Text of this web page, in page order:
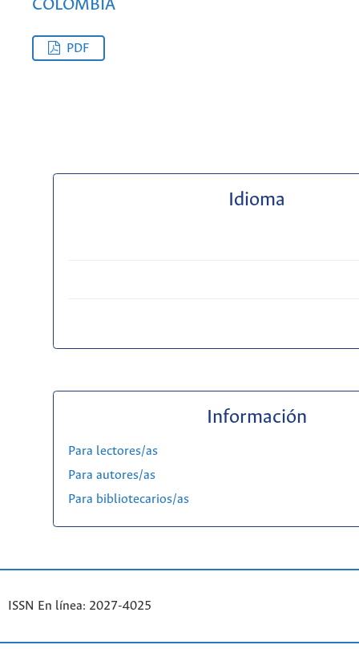
COLOMBIA
PDF
Idioma
Información
Para lectores/as
Para autores/as
Para bibliotecarios/as
ISSN En línea: 2027-4025